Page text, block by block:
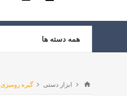
همه دسته ها
ابزار دستی گیره رومیزی